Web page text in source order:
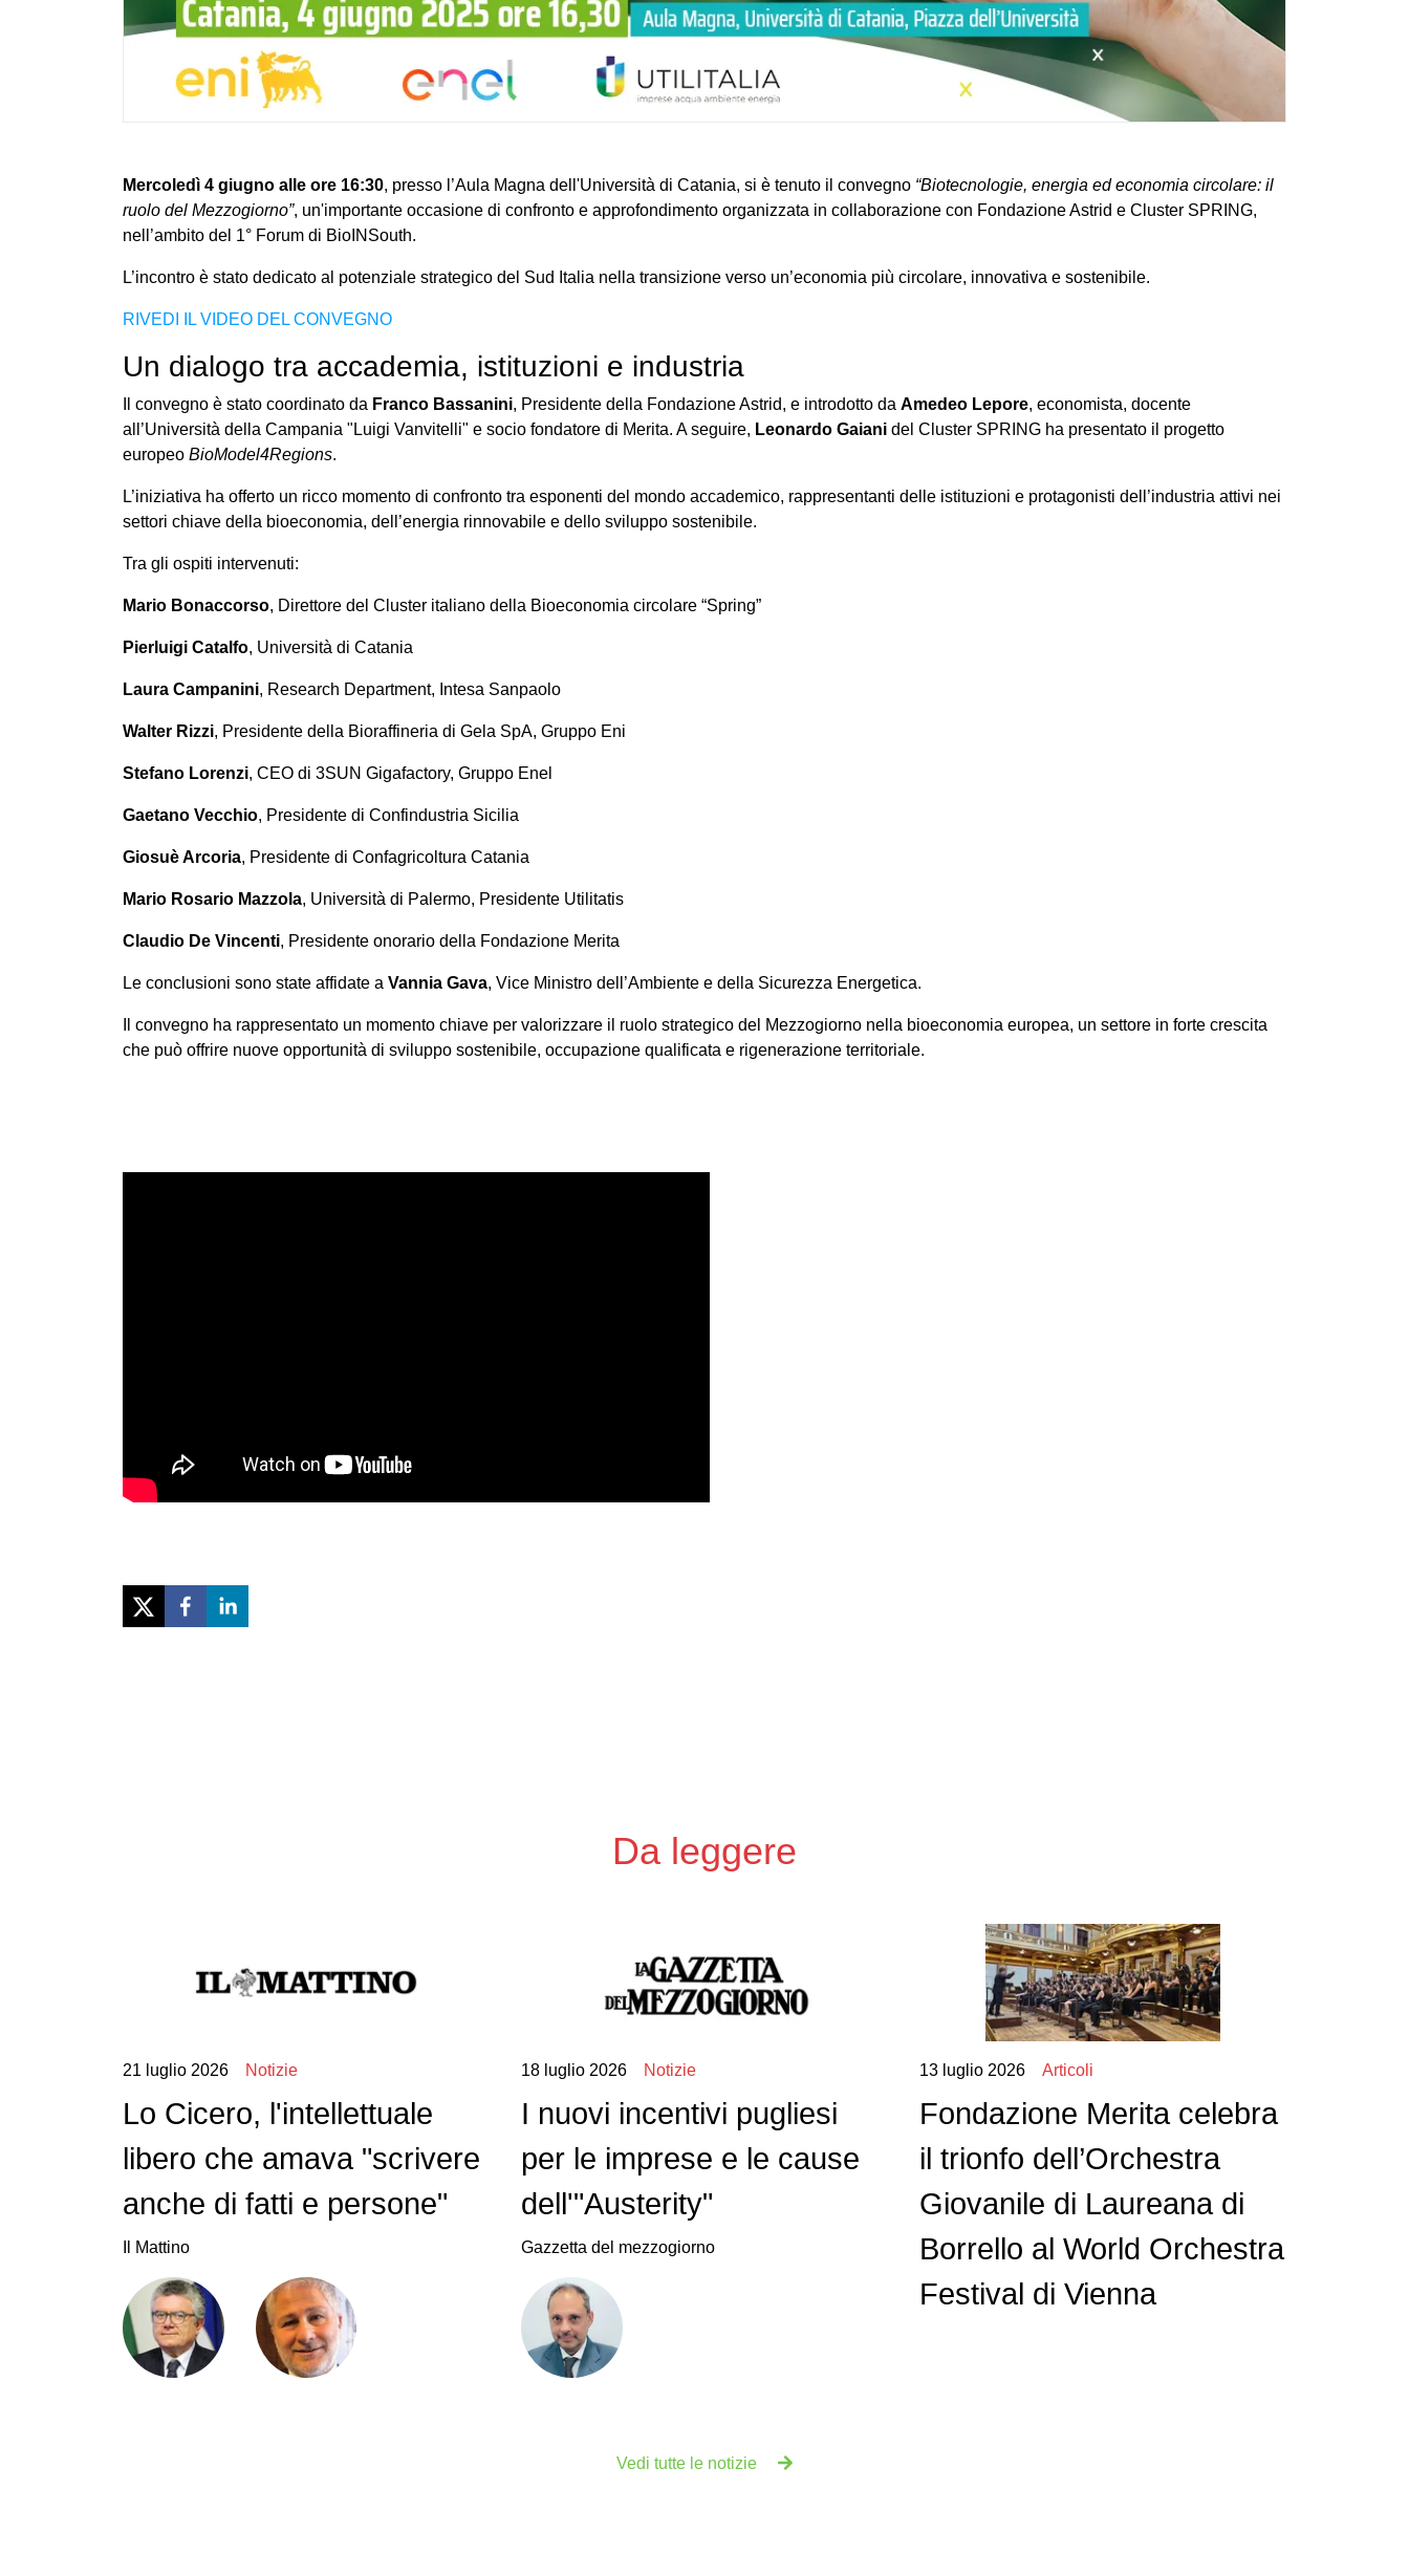
Mercoledì 4 giugno alle ore 16:30, presso l’Aula Magna dell'Università di Catania, si è tenuto il convegno “Biotecnologie, energia ed economia circolare: il
ruolo del Mezzogiorno”, un'importante occasione di confronto e approfondimento organizzata in collaborazione con Fondazione Astrid e Cluster SPRING,
nell’ambito del 1° Forum di BioINSouth.
L’incontro è stato dedicato al potenziale strategico del Sud Italia nella transizione verso un’economia più circolare, innovativa e sostenibile.
RIVEDI IL VIDEO DEL CONVEGNO
Un dialogo tra accademia, istituzioni e industria
Il convegno è stato coordinato da Franco Bassanini, Presidente della Fondazione Astrid, e introdotto da Amedeo Lepore, economista, docente
all’Università della Campania "Luigi Vanvitelli" e socio fondatore di Merita. A seguire, Leonardo Gaiani del Cluster SPRING ha presentato il progetto
europeo BioModel4Regions.
L’iniziativa ha offerto un ricco momento di confronto tra esponenti del mondo accademico, rappresentanti delle istituzioni e protagonisti dell’industria attivi nei
settori chiave della bioeconomia, dell’energia rinnovabile e dello sviluppo sostenibile.
Tra gli ospiti intervenuti:
Mario Bonaccorso, Direttore del Cluster italiano della Bioeconomia circolare “Spring”
Pierluigi Catalfo, Università di Catania
Laura Campanini, Research Department, Intesa Sanpaolo
Walter Rizzi, Presidente della Bioraffineria di Gela SpA, Gruppo Eni
Stefano Lorenzi, CEO di 3SUN Gigafactory, Gruppo Enel
Gaetano Vecchio, Presidente di Confindustria Sicilia
Giosuè Arcoria, Presidente di Confagricoltura Catania
Mario Rosario Mazzola, Università di Palermo, Presidente Utilitatis
Claudio De Vincenti, Presidente onorario della Fondazione Merita
Le conclusioni sono state affidate a Vannia Gava, Vice Ministro dell’Ambiente e della Sicurezza Energetica.
Il convegno ha rappresentato un momento chiave per valorizzare il ruolo strategico del Mezzogiorno nella bioeconomia europea, un settore in forte crescita
che può offrire nuove opportunità di sviluppo sostenibile, occupazione qualificata e rigenerazione territoriale.
Da leggere
21 luglio 2026 Notizie
Lo Cicero, l'intellettuale
libero che amava "scrivere
anche di fatti e persone"
Il Mattino
18 luglio 2026 Notizie
I nuovi incentivi pugliesi
per le imprese e le cause
dell'"Austerity"
Gazzetta del mezzogiorno
13 luglio 2026 Articoli
Fondazione Merita celebra
il trionfo dell’Orchestra
Giovanile di Laureana di
Borrello al World Orchestra
Festival di Vienna
Vedi tutte le notizie